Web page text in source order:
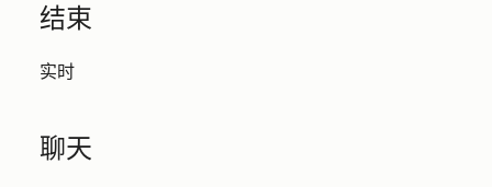
结束
实时
聊天